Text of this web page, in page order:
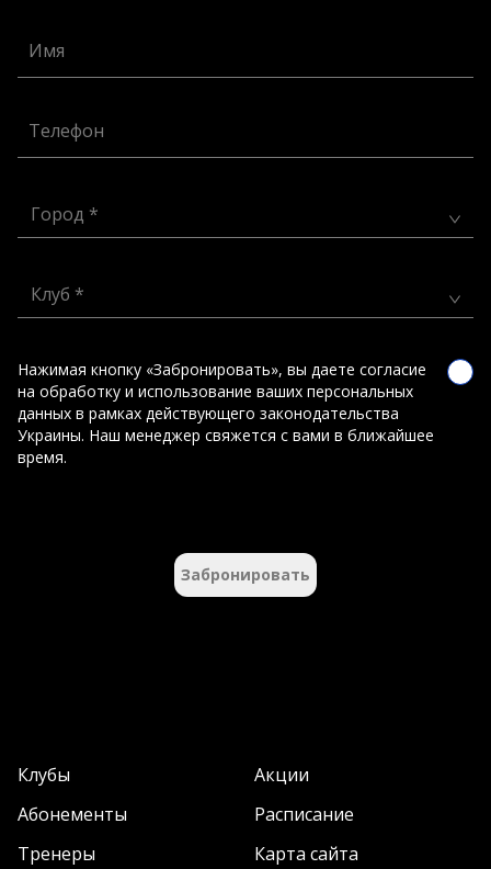
Имя
Телефон
Город *
Клуб *
Нажимая кнопку «Забронировать», вы даете согласие
на обработку и использование ваших персональных
данных в рамках действующего законодательства
Украины. Наш менеджер свяжется с вами в ближайшее
время.
Забронировать
Клубы
Акции
Абонементы
Расписание
Тренеры
Карта сайта